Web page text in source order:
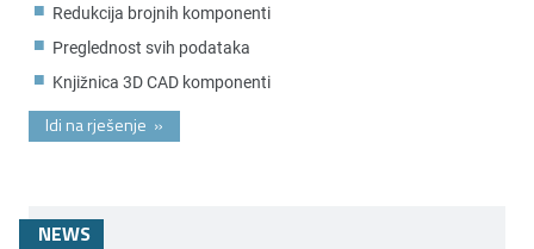
Redukcija brojnih komponenti
Preglednost svih podataka
Knjižnica 3D CAD komponenti
Idi na rješenje »
NEWS